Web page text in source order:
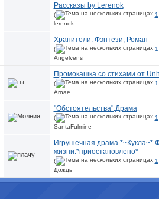
Рассказы by Lerenok
(
1
lerenok
Хранители. Фэнтези, Роман
(
1
Angelvens
Промокашка со стихами от
(
1
Arnae
"Обстоятельства".Драма
(
1
SantaFulmine
Игрушечная драма *~Кукла~*
жизни.*приостановлено*
(
1
Дождь